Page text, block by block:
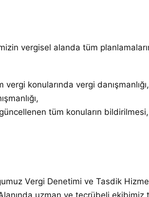
vergisel alanda tüm
konularında vergi
tüm konuların
Vergi Denetimi ve Tasdik
uzman ve tecrübeli ekibimiz